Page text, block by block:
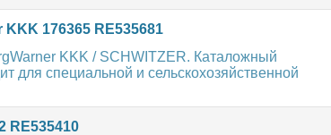
176365 RE535681
KKK / SCHWITZER. Каталожный
для специальной и сельскохозяйственной
RE535410